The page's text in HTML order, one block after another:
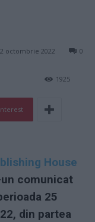
octombrie 2022 0
1925
House
comunicat
25
din partea